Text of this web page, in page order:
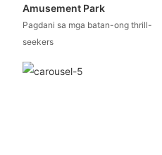
Amusement Park
Pagdani sa mga batan-ong thrill-
seekers